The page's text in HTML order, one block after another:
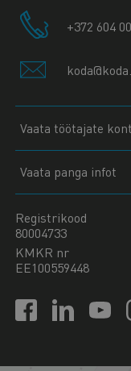
+372 604
Vaata töötajate
Vaata panga infot
Registrikood
80004733
KMKR nr
EE100559448